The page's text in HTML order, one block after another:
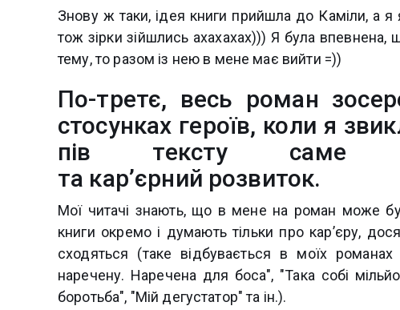
Знову ж таки, ідея книги прийшла до Каміли, а я
тож зірки зійшлись ахахахах))) Я була
тему, то разом із нею в мене має вийти =))
По-третє, весь роман
стосунках героїв, коли я
пів тексту саме
та карʼєрний розвиток.
Мої читачі знають, що в мене на роман може
книги окремо і думають тільки про карʼєру,
сходяться (таке відбувається в моїх
наречену. Наречена для боса", "Така собі
боротьба", "Мій дегустатор" та ін.).